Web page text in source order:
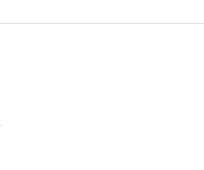
despidos y pérdidas en miles de PYMEs
rumbo al Mundial 2026: cómo prepararse
están creciendo y cómo aprovechar la